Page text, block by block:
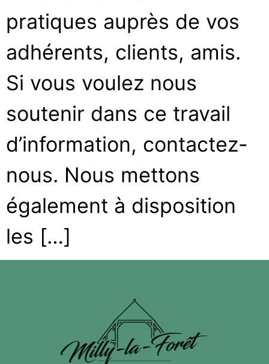
pratiques auprès de vos
adhérents, clients, amis.
Si vous voulez nous
soutenir dans ce travail
d’information, contactez-
nous. Nous mettons
également à disposition
les […]